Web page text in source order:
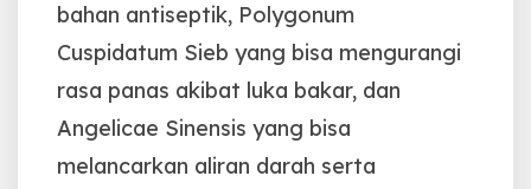
bahan antiseptik, Polygonum
Cuspidatum Sieb yang bisa mengurangi
rasa panas akibat luka bakar, dan
Angelicae Sinensis yang bisa
melancarkan aliran darah serta